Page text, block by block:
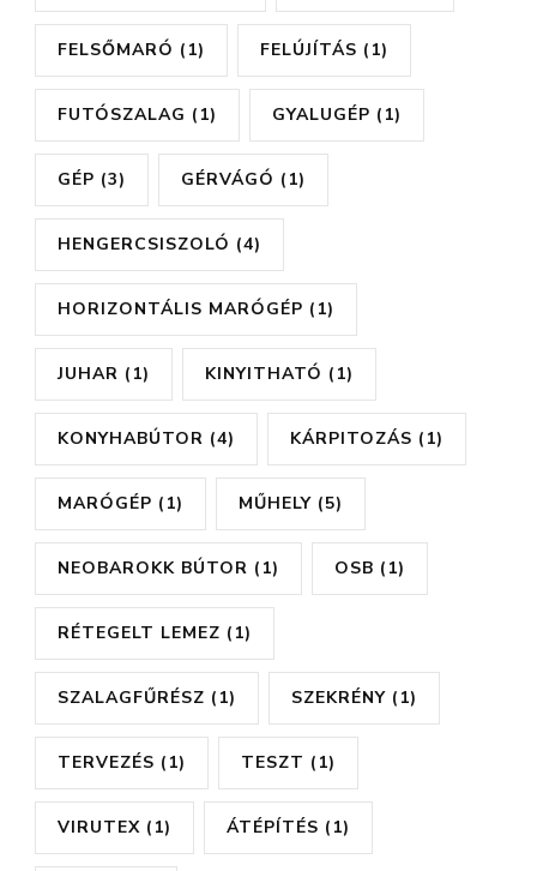
FELSŐMARÓ (1) FELÚJÍTÁS (1)
FUTÓSZALAG (1) GYALUGÉP (1)
GÉP (3) GÉRVÁGÓ (1)
HENGERCSISZOLÓ (4)
HORIZONTÁLIS MARÓGÉP (1)
JUHAR (1) KINYITHATÓ (1)
KONYHABÚTOR (4) KÁRPITOZÁS (1)
MARÓGÉP (1) MŰHELY (5)
NEOBAROKK BÚTOR (1) OSB (1)
RÉTEGELT LEMEZ (1)
SZALAGFŰRÉSZ (1) SZEKRÉNY (1)
TERVEZÉS (1) TESZT (1)
VIRUTEX (1) ÁTÉPÍTÉS (1)